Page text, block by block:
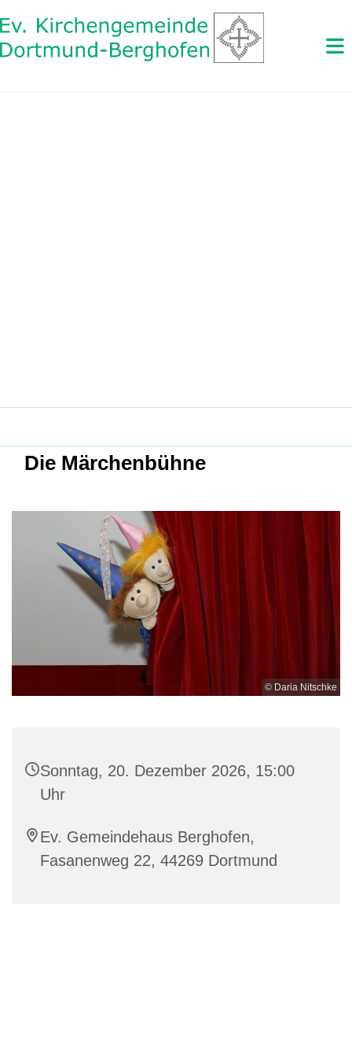
Die Märchenbühne
© Daria Nitschke
Sonntag, 20. Dezember 2026, 15:00
Uhr
Ev. Gemeindehaus Berghofen,
Fasanenweg 22, 44269 Dortmund